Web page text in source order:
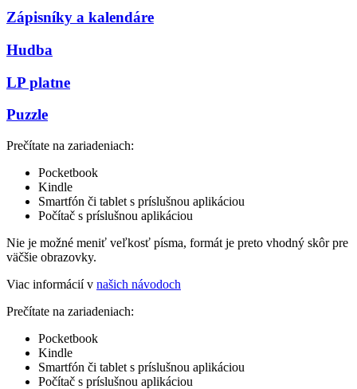
Zápisníky a kalendáre
Hudba
LP platne
Puzzle
Prečítate na zariadeniach:
Pocketbook
Kindle
Smartfón či tablet s príslušnou aplikáciou
Počítač s príslušnou aplikáciou
Nie je možné meniť veľkosť písma, formát je preto vhodný skôr pre
väčšie obrazovky.
Viac informácií v našich návodoch
Prečítate na zariadeniach:
Pocketbook
Kindle
Smartfón či tablet s príslušnou aplikáciou
Počítač s príslušnou aplikáciou